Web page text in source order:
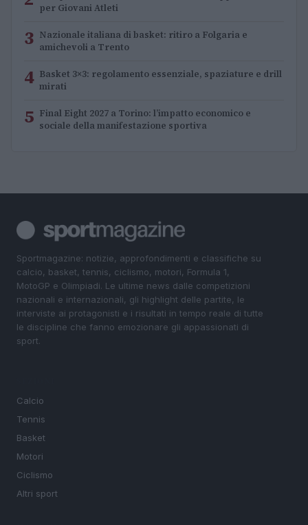
per Giovani Atleti
3 Nazionale italiana di basket: ritiro a Folgaria e
amichevoli a Trento
4 Basket 3×3: regolamento essenziale, spaziature e drill
mirati
5 Final Eight 2027 a Torino: l’impatto economico e
sociale della manifestazione sportiva
Sportmagazine: notizie, approfondimenti e classifiche su
calcio, basket, tennis, ciclismo, motori, Formula 1,
MotoGP e Olimpiadi. Le ultime news dalle competizioni
nazionali e internazionali, gli highlight delle partite, le
interviste ai protagonisti e i risultati in tempo reale di tutte
le discipline che fanno emozionare gli appassionati di
sport.
Calcio
Tennis
Basket
Motori
Ciclismo
Altri sport